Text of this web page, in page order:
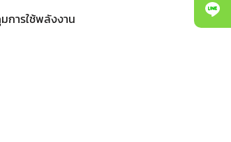
การใช้พลังงาน